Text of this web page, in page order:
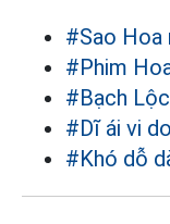
#Sao Hoa
#Phim
#Bạch Lộc
#Dĩ ái vi
#Khó dỗ